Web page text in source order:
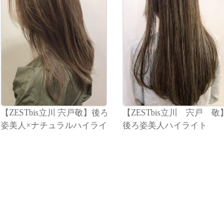
【ZESTbis立川 宍戸敬】後ろ
姿美人×ナチュラルハイライ
【ZESTbis立川 宍戸 敬】
後ろ姿美人ハイライト